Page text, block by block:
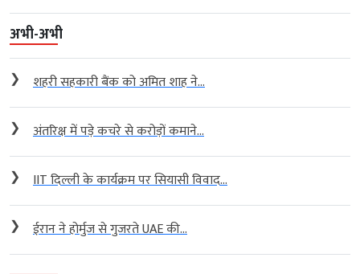
अभी-अभी
❯ शहरी सहकारी बैंक को अमित शाह ने...
❯ अंतरिक्ष में पड़े कचरे से करोड़ों कमाने...
❯ IIT दिल्ली के कार्यक्रम पर सियासी विवाद...
❯ ईरान ने होर्मुज से गुजरते UAE की...